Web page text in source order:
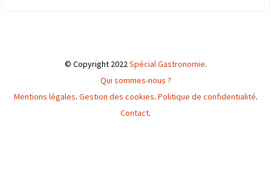
© Copyright 2022Spécial Gastronomie.
Qui sommes-nous ?
Mentions légales. Gestion des cookies. Politique de confidentialité.
Contact.